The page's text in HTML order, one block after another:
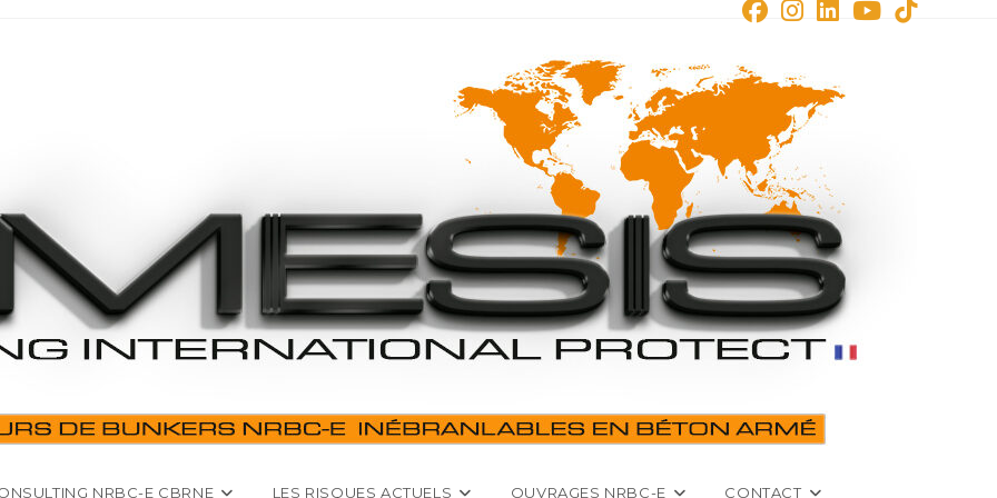
NRBC-E CBRNE LES RISQUES ACTUELS OUVRAGES NRBC-E CONTACT